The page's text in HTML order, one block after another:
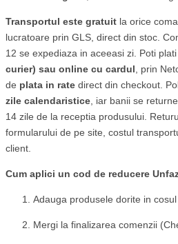
Transportul este gratuit la orice
lucratoare prin GLS, direct din stoc.
12 se expediaza in aceeasi zi. Poti plati
curier) sau online cu cardul, prin
de plata in rate direct din checkout.
zile calendaristice, iar banii se
14 zile de la receptia produsului.
formularului de pe site, costul
client.
Cum aplici un cod de reducere
Adauga produsele dorite in
Mergi la finalizarea comenzii